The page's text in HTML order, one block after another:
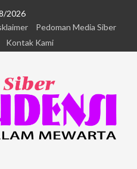
2026
Pedoman Media Siber
Kontak Kami